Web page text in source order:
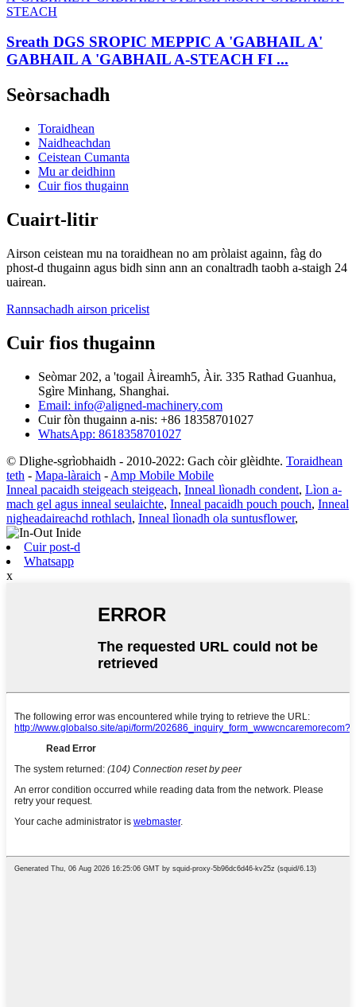
Sreath DGS SROPIC MEPPIC A 'GABHAIL A'
GABHAIL A 'GABHAIL A-STEACH FI ...
Seòrsachadh
Toraidhean
Naidheachdan
Ceistean Cumanta
Mu ar deidhinn
Cuir fios thugainn
Cuairt-litir
Airson ceistean mu na toraidhean no am pròlaist againn, fàg do
phost-d thugainn agus bidh sinn ann an conaltradh taobh a-staigh 24
uairean.
Rannsachadh airson pricelist
Cuir fios thugainn
Seòmar 202, a 'togail Àireamh5, Àir. 335 Rathad Guanhua,
Sgìre Minhang, Shanghai.
Email: info@aligned-machinery.com
Cuir fòn thugainn a-nis: +86 18358701027
WhatsApp: 8618358701027
© Dlighe-sgrìobhaidh - 2010-2022: Gach còir glèidhte. Toraidhean
teth - Mapa-làraich - Amp Mobile Mobile
Inneal pacaidh steigeach steigeach, Inneal lìonadh condent, Lìon a-
mach gel agus inneal seulaichte, Inneal pacaidh pouch pouch, Inneal
nigheadaireachd rothlach, Inneal lìonadh ola suntusflower,
Cuir post-d
Whatsapp
x